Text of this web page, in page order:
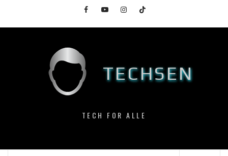
content
FacebookYouTubeInstagramTikTok
TECHSEN
TECH FOR ALLE